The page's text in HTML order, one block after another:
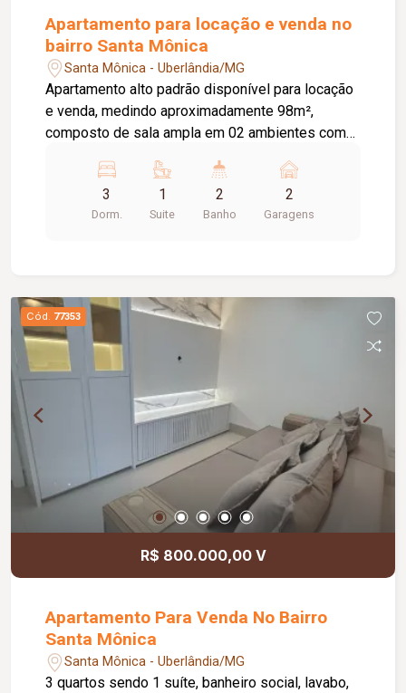
Apartamento para locação e venda no
bairro Santa Mônica
Santa Mônica - Uberlândia/MG
Apartamento alto padrão disponível para locação
e venda, medindo aproximadamente 98m²,
composto de sala ampla em 02 ambientes com
carvão, 03 quartos com armários sendo 01 suíte,
banheiro social, cozinha montada de armários,
lavanderia, e 02 vagas de garagem. Condomínio
3
Dorm.
1
Suite
2
Banho
2
Garagens
Cód. 77353
R$ 800.000,00 V
Apartamento Para Venda No Bairro
Santa Mônica
Santa Mônica - Uberlândia/MG
3 quartos sendo 1 suíte, banheiro social, lavabo,